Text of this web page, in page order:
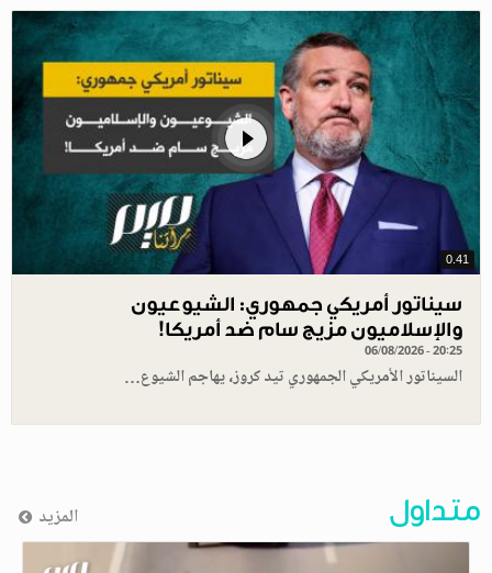
0.41
سيناتور أمريكي جمهوري: الشيوعيون
والإسلاميون مزيج سام ضد أمريكا!
06/08/2026 - 20:25
السيناتور الأمريكي الجمهوري تيد كروز، يهاجم الشيوع…
متداول المزيد